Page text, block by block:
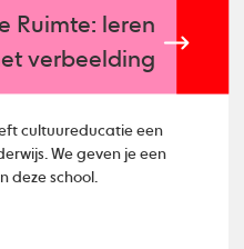
Ruimte: leren
verbeelding
cultuureducatie een
We geven je een
deze school.